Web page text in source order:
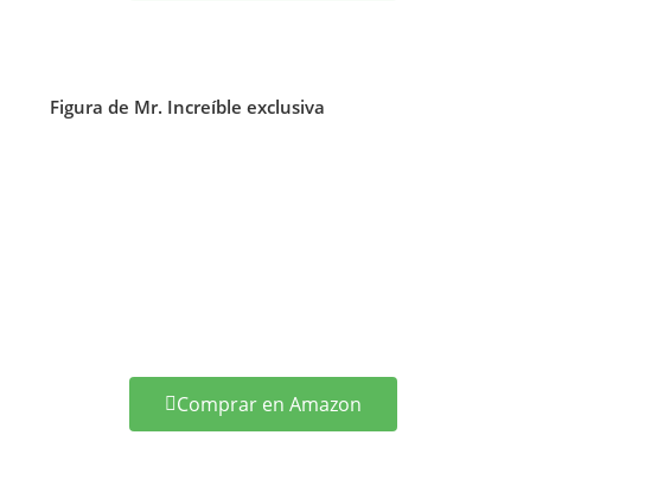
Figura de Mr. Increíble exclusiva
Comprar en Amazon